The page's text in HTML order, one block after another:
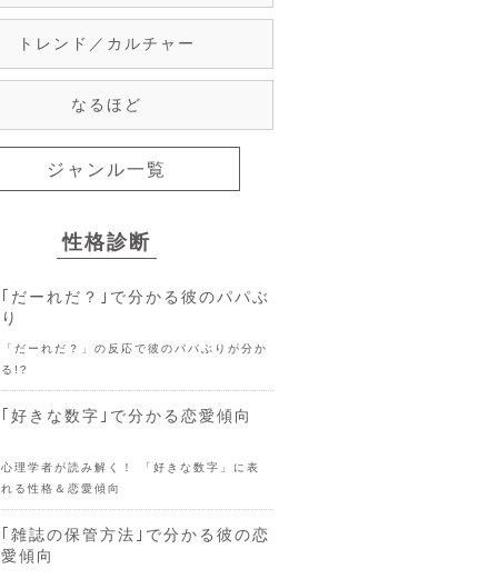
トレンド／カルチャー
なるほど
ジャンル一覧
性格診断
｢だーれだ？｣で分かる彼のパパぶ
り
「だーれだ？」の反応で彼のパパぶりが分か
る!?
｢好きな数字｣で分かる恋愛傾向
心理学者が読み解く！ 「好きな数字」に表
れる性格＆恋愛傾向
｢雑誌の保管方法｣で分かる彼の恋
愛傾向